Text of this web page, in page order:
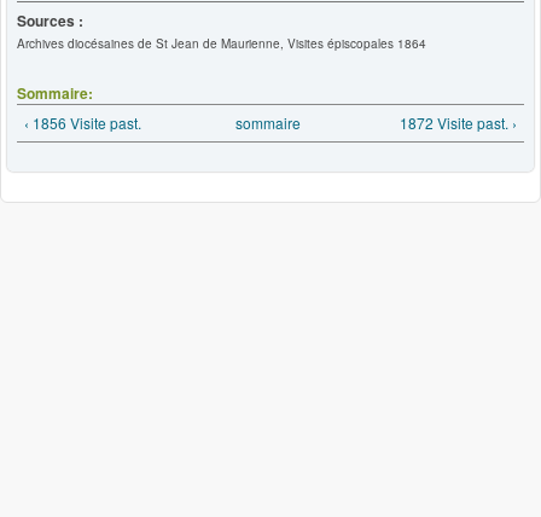
Sources :
Archives diocésaines de St Jean de Maurienne, Visites épiscopales 1864
Sommaire:
‹ 1856 Visite past. sommaire 1872 Visite past. ›